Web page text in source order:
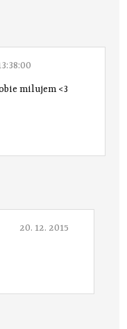
milujem <3
20. 12. 2015